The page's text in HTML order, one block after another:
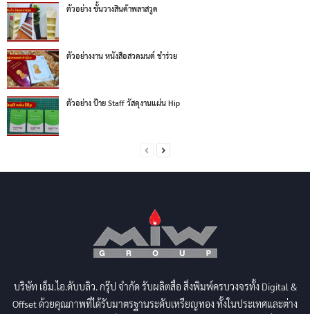
ตัวอย่าง ชั้นวางสินค้าพลาสวูด
ตัวอย่างงาน หนังสือสวดมนต์ ชำร่วย
ตัวอย่าง ป้าย Staff วัสดุงานแผ่น Hip
บริษัท เอ็ม.ไอ.ดับบลิว. กรุ๊ป จำกัด รับผลิตสื่อ สิ่งพิมพ์ครบวงจรทั้ง Digital &
Offset ด้วยคุณภาพที่ได้รับมาตรฐานระดับเหรียญทอง ทั้งในประเทศและต่าง